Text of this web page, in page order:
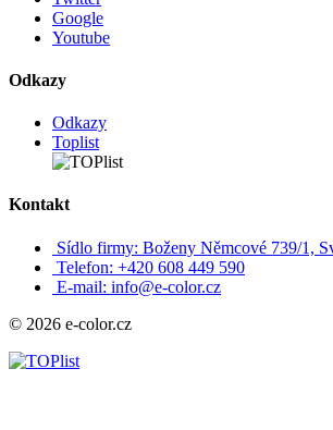
Google
Youtube
Odkazy
Odkazy
Toplist
Kontakt
Sídlo firmy: Boženy Němcové 739/1,
Telefon: +420 608 449 590
E-mail: info@e-color.cz
© 2026 e-color.cz